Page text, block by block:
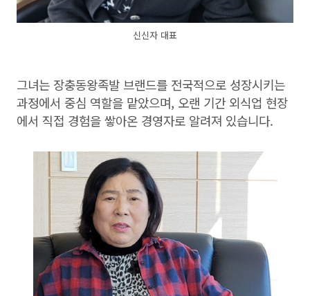
신신자 대표
그녀는 장충동왕족발 브랜드를 전국적으로 성장시키는
과정에서 중심 역할을 맡았으며, 오랜 기간 외식업 현장
에서 직접 경험을 쌓아온 경영자로 알려져 있습니다.